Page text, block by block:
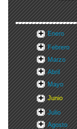
Enero
Febrero
Marzo
Abril
Mayo
Junio
Julio
Agosto